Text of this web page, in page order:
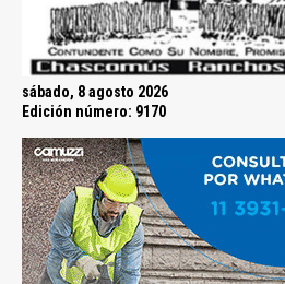
sábado, 8 agosto 2026
Edición número: 9170